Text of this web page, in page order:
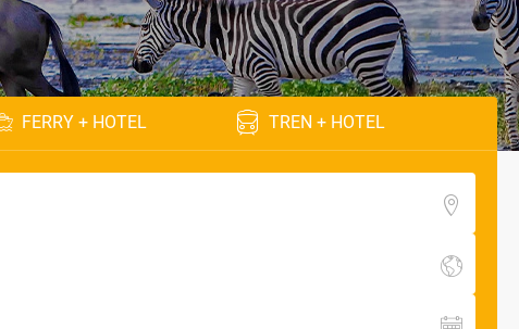
FERRY + HOTEL TREN + HOTEL